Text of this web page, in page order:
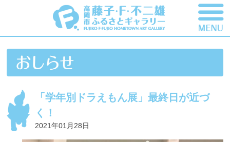
「学年別ドラえもん展」最終日が近づ
く！
2021年01月28日